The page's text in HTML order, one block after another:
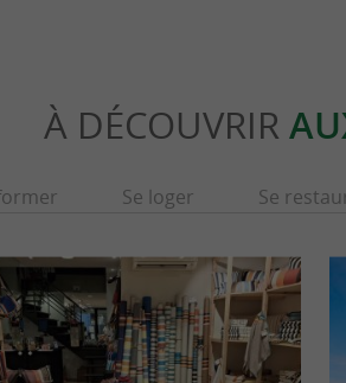
À DÉCOUVRIR
Se loger Se